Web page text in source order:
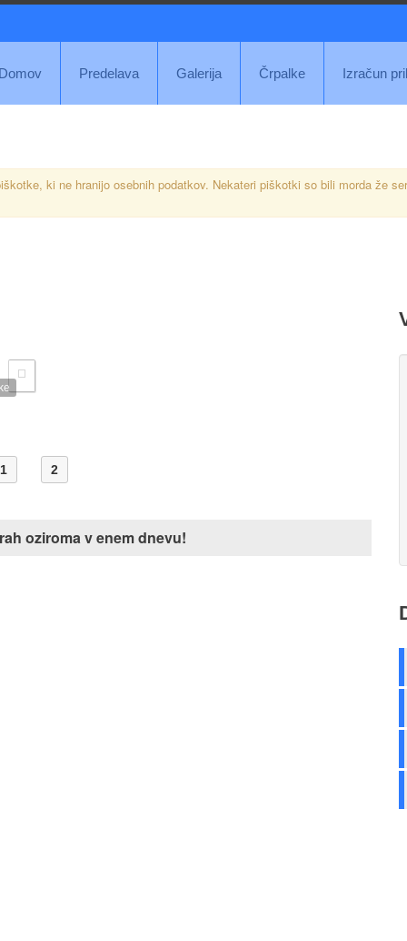
Predelava Galerija Črpalke Izračun
ki ne hranijo osebnih podatkov. Nekateri piškotki so bili morda že
1 2
oziroma v enem dnevu!